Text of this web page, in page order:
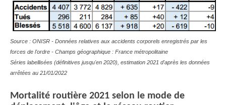
Source : ONISR - Données relatives aux accidents corporels enregistrés par les
forces de l'ordre - Champs géographique : France métropolitaine
Séries labellisées (définitives jusqu'en 2020), estimation 2021 d'après les données
arrêtées au 21/01/2022
Mortalité routière 2021 selon le mode de